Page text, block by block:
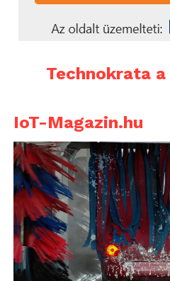
Technokrata
IoT-Magazin.hu